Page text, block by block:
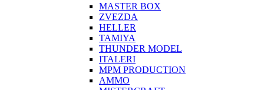
MASTER BOX
ZVEZDA
HELLER
TAMIYA
THUNDER MODEL
ITALERI
MPM PRODUCTION
AMMO